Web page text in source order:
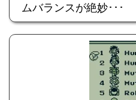
ムバランスが絶妙･･･